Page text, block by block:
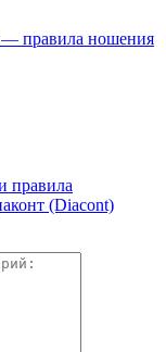
— правила ношения
правила
(Diacont)